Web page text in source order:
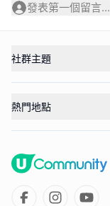
發表第一個留言...
社群主題
熱門地點